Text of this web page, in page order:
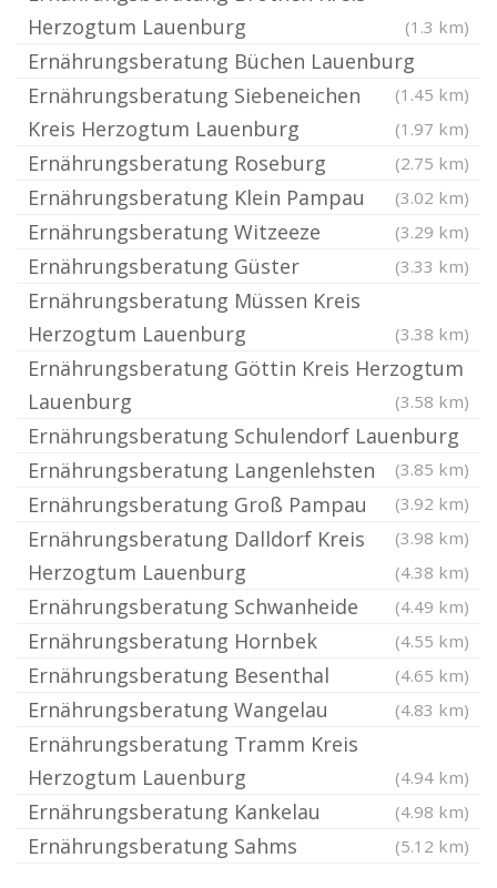
Herzogtum Lauenburg
(1.3 km)
Ernährungsberatung Büchen Lauenburg
(1.45 km)
Ernährungsberatung Siebeneichen
Kreis Herzogtum Lauenburg
(1.97 km)
Ernährungsberatung Roseburg (2.75 km)
Ernährungsberatung Klein Pampau (3.02 km)
Ernährungsberatung Witzeeze (3.29 km)
Ernährungsberatung Güster (3.33 km)
Ernährungsberatung Müssen Kreis
Herzogtum Lauenburg
(3.38 km)
Ernährungsberatung Göttin Kreis Herzogtum
Lauenburg
(3.58 km)
Ernährungsberatung Schulendorf Lauenburg
(3.85 km)
Ernährungsberatung Langenlehsten
(3.92 km)
Ernährungsberatung Groß Pampau
(3.98 km)
Ernährungsberatung Dalldorf Kreis
Herzogtum Lauenburg
(4.38 km)
Ernährungsberatung Schwanheide (4.49 km)
Ernährungsberatung Hornbek (4.55 km)
Ernährungsberatung Besenthal (4.65 km)
Ernährungsberatung Wangelau (4.83 km)
Ernährungsberatung Tramm Kreis
Herzogtum Lauenburg
(4.94 km)
Ernährungsberatung Kankelau (4.98 km)
Ernährungsberatung Sahms (5.12 km)